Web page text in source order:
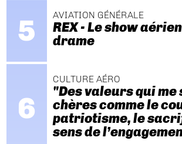
AVIATION GÉNÉRALE
REX - Le show
drame
CULTURE AÉRO
"Des valeurs qui me
chères comme le
patriotisme, le
sens de